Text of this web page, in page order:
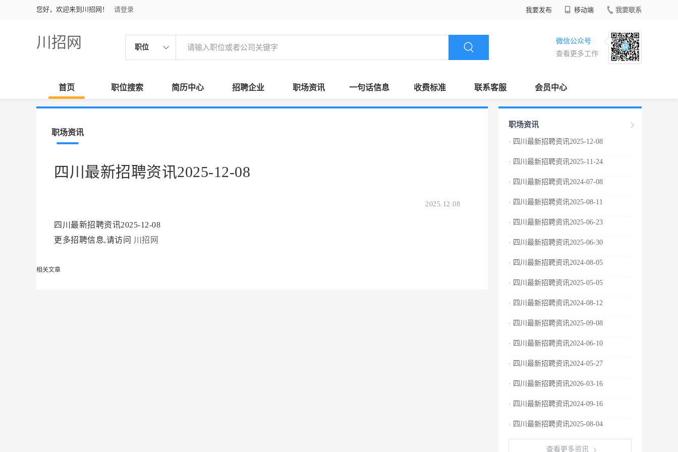
您好，欢迎来到川招网！ 请登录 我要发布 移动端 我要联系
川招网 职位
微信公众号
查看更多工作
首页 职位搜索 简历中心 招聘企业 职场资讯 一句话信息 收费标准 联系客服 会员中心
职场资讯
四川最新招聘资讯2025-12-08
2025.12.08
四川最新招聘资讯2025-12-08
更多招聘信息,请访问 川招网
相关文章
职场资讯
· 四川最新招聘资讯2025-12-08
· 四川最新招聘资讯2025-11-24
· 四川最新招聘资讯2024-07-08
· 四川最新招聘资讯2025-08-11
· 四川最新招聘资讯2025-06-23
· 四川最新招聘资讯2025-06-30
· 四川最新招聘资讯2024-08-05
· 四川最新招聘资讯2025-05-05
· 四川最新招聘资讯2024-08-12
· 四川最新招聘资讯2025-09-08
· 四川最新招聘资讯2024-06-10
· 四川最新招聘资讯2024-05-27
· 四川最新招聘资讯2026-03-16
· 四川最新招聘资讯2024-09-16
· 四川最新招聘资讯2025-08-04
查看更多资讯